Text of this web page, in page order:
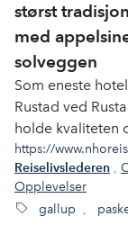
størst
med
solveggen
Som eneste
Rustad ved
holde kvaliteten
https://
Reiselivslederen ,
Opplevelser
gallup ,